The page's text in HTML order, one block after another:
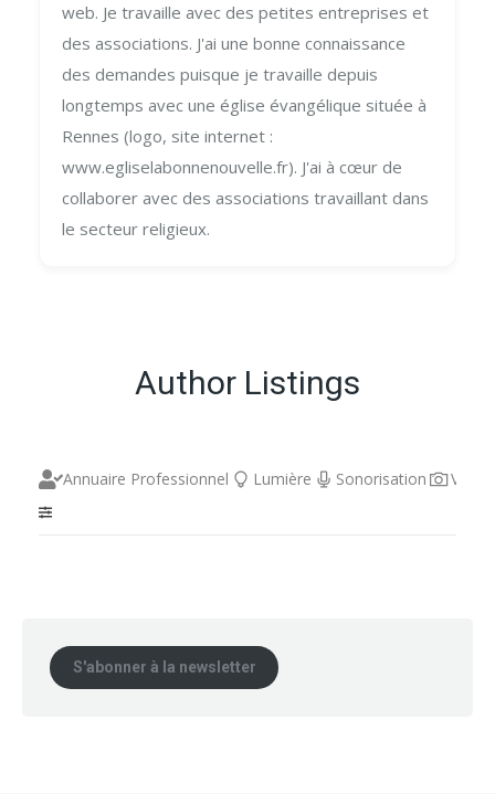
web. Je travaille avec des petites entreprises et
des associations. J'ai une bonne connaissance
des demandes puisque je travaille depuis
longtemps avec une église évangélique située à
Rennes (logo, site internet :
www.egliselabonnenouvelle.fr). J'ai à cœur de
collaborer avec des associations travaillant dans
le secteur religieux.
Author Listings
Annuaire Professionnel Lumière Sonorisation Vidéo
S'abonner à la newsletter